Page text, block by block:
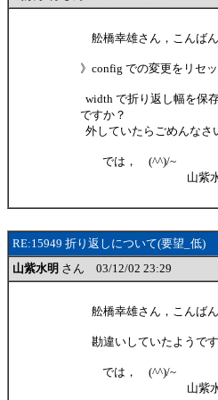
舩橋幸雄さん，こんばん
》config での変更をリセ
width で折り返し幅を保
ですか？
外していたらごめんなさ
では， (^^)/~
山紫水
RE:15949 折り返しについて(要望_低)
山紫水明 さん 03/12/02 23:29
舩橋幸雄さん，こんばん
勘違いしていたようで
では， (^^)/~
山紫水